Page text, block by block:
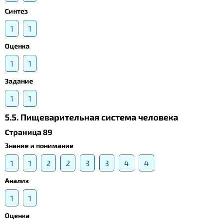
Синтез
1 1
Оценка
1 1
Задание
1 1
5.5. Пищеварительная система человека
Страница 89
Знание и понимание
1 1 2 2 3 3 4 4
Анализ
1 1
Оценка